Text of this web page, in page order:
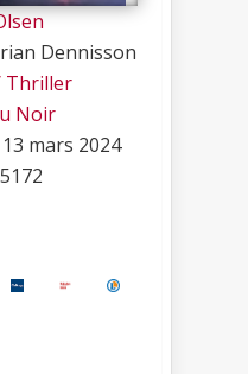
Dennisson
Thriller
Noir
13 mars 2024